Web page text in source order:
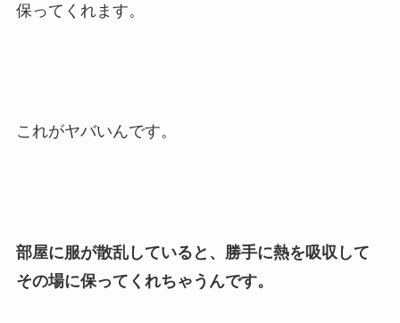
保ってくれます。
これがヤバいんです。
部屋に服が散乱していると、勝手に熱を吸収して
その場に保ってくれちゃうんです。